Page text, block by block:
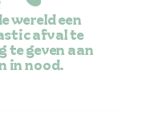
wereld een
afval te
te geven aan
in nood.